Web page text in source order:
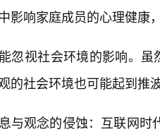
影响家庭成员的心理健康
忽视社会环境的影响。虽
的社会环境也可能起到推
与观念的侵蚀：互联网